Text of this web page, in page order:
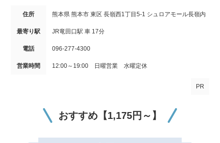
住所 熊本県 熊本市 東区 長嶺西1丁目5-1 シュロアモール長嶺内
最寄り駅 JR竜田口駅 車 17分
電話 096-277-4300
営業時間 12:00～19:00 日曜営業 水曜定休
PR
おすすめ【1,175円～】